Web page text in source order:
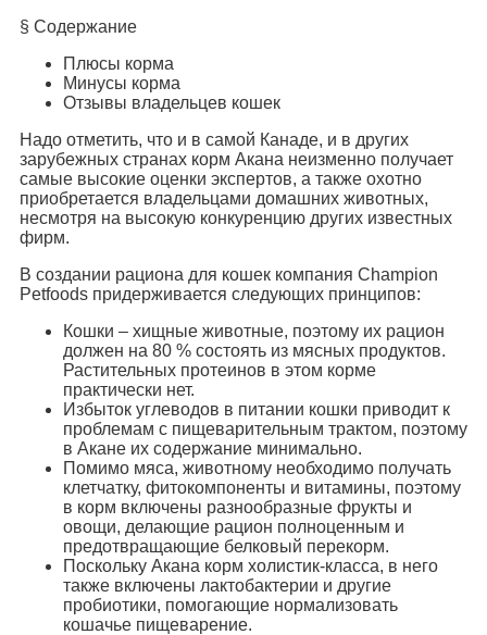
§ Содержание
Плюсы корма
Минусы корма
Отзывы владельцев кошек
Надо отметить, что и в самой Канаде, и в других
зарубежных странах корм Акана неизменно получает
самые высокие оценки экспертов, а также охотно
приобретается владельцами домашних животных,
несмотря на высокую конкуренцию других известных
фирм.
В создании рациона для кошек компания Champion
Petfoods придерживается следующих принципов:
Кошки – хищные животные, поэтому их рацион
должен на 80 % состоять из мясных продуктов.
Растительных протеинов в этом корме
практически нет.
Избыток углеводов в питании кошки приводит к
проблемам с пищеварительным трактом, поэтому
в Акане их содержание минимально.
Помимо мяса, животному необходимо получать
клетчатку, фитокомпоненты и витамины, поэтому
в корм включены разнообразные фрукты и
овощи, делающие рацион полноценным и
предотвращающие белковый перекорм.
Поскольку Акана корм холистик-класса, в него
также включены лактобактерии и другие
пробиотики, помогающие нормализовать
кошачье пищеварение.